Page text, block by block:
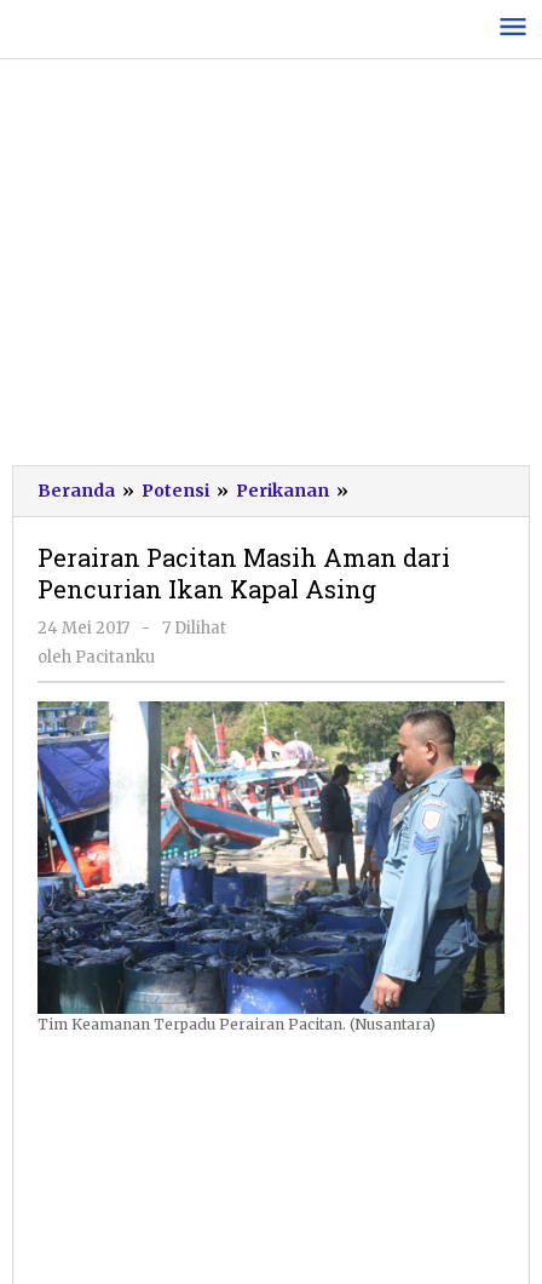
konten
Beranda » Potensi » Perikanan »
Pacitan
Aman
dari
Perairan Pacitan Masih Aman dari
Pencurian Ikan Kapal Asing
24 Mei 2017
oleh
Pacitanku
-
7 Dilihat
oleh Pacitanku
Tim Keamanan Terpadu Perairan Pacitan. (Nusantara)